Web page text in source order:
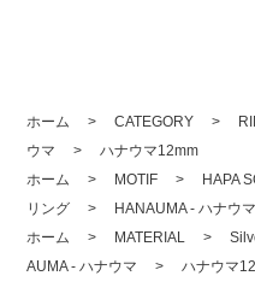
ホーム >CATEGORY >
ウマ >ハナウマ12mm
ホーム > MOTIF > HAPA
リング > HANAUMA - ハナウマ
ホーム > MATERIAL >
AUMA - ハナウマ >ハナウマ